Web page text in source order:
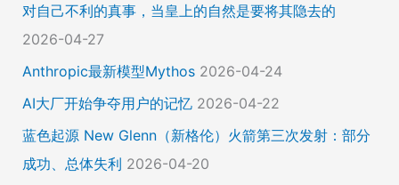
对自己不利的真事，当皇上的自然是要将其隐去的
2026-04-27
Anthropic最新模型Mythos 2026-04-24
AI大厂开始争夺用户的记忆 2026-04-22
蓝色起源 New Glenn（新格伦）火箭第三次发射：部分
成功、总体失利 2026-04-20